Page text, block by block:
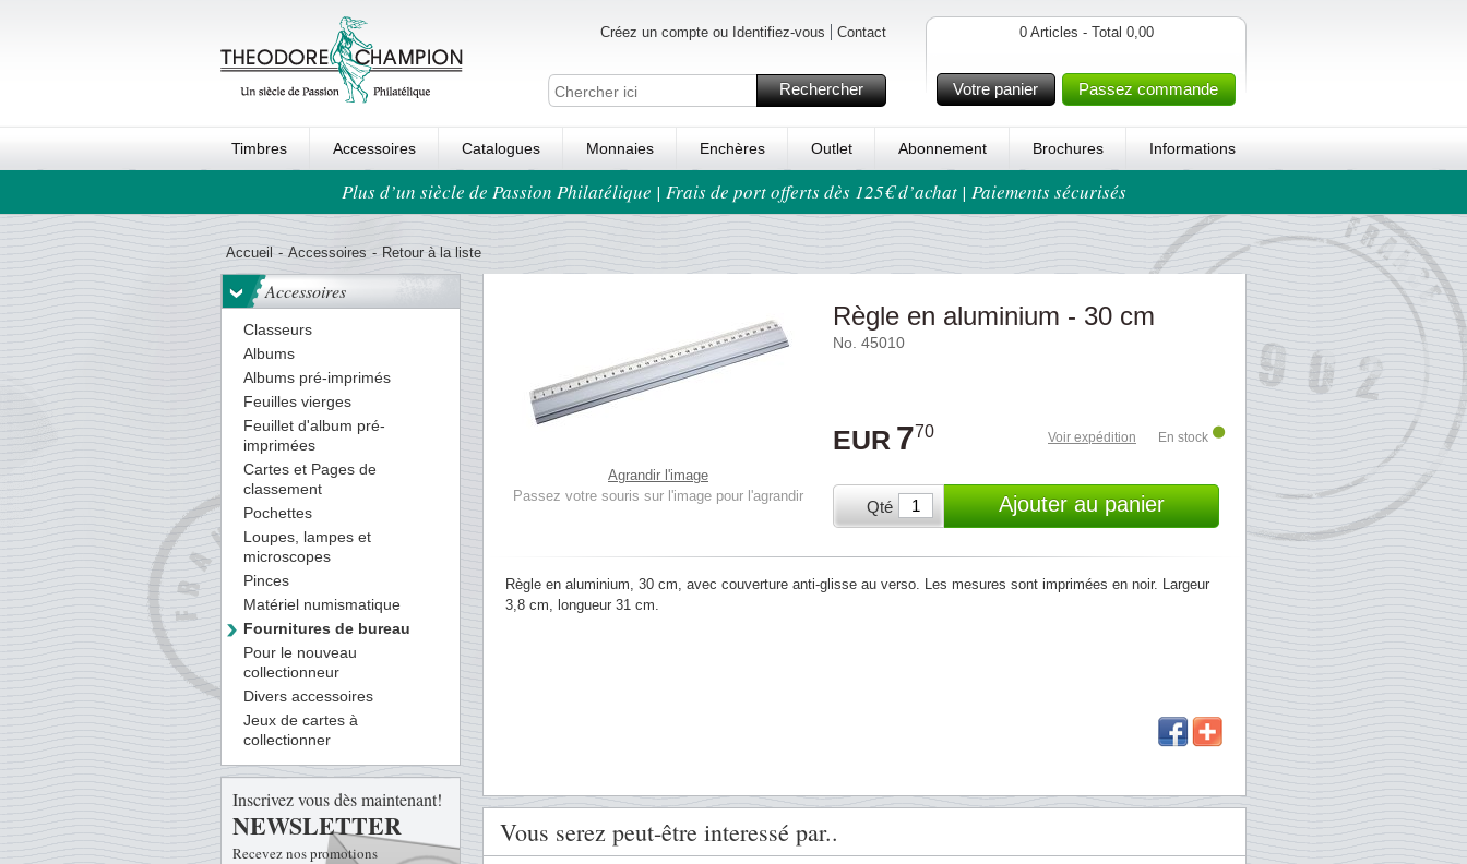
Créez un compte ou Identifiez-vous Contact
Rechercher
0 Articles - Total 0,00
Votre panier Passez commande
Timbres Accessoires Catalogues Monnaies Enchères Outlet Abonnement Brochures Informations
Ordre au panierPlus d’un siècle de Passion Philatélique | Frais de port offerts dès 125€ d’achat | Paiements sécurisés
Accueil - Accessoires - Retour à la liste
Accessoires
Classeurs
Albums
Albums pré-imprimés
Feuilles vierges
Feuillet d'album pré-
imprimées
Cartes et Pages de
classement
Pochettes
Loupes, lampes et
microscopes
Pinces
Matériel numismatique
Fournitures de bureau
Pour le nouveau
collectionneur
Divers accessoires
Jeux de cartes à
collectionner
Inscrivez vous dès maintenant!
NEWSLETTER
Recevez nos promotions
Agrandir l'image
Passez votre souris sur l'image pour l'agrandir
Règle en aluminium - 30 cm
No. 45010
EUR 770 Voir expédition En stock
Qté Ajouter au panier
Règle en aluminium, 30 cm, avec couverture anti-glisse au verso. Les mesures sont imprimées en noir. Largeur
3,8 cm, longueur 31 cm.
Vous serez peut-être interessé par..